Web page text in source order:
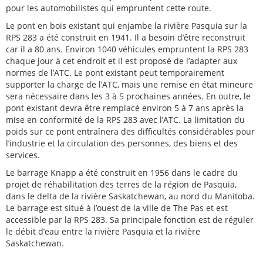
pour les automobilistes qui empruntent cette route.
Le pont en bois existant qui enjambe la rivière Pasquia sur la
RPS 283 a été construit en 1941. Il a besoin d’être reconstruit
car il a 80 ans. Environ 1040 véhicules empruntent la RPS 283
chaque jour à cet endroit et il est proposé de l’adapter aux
normes de l’ATC. Le pont existant peut temporairement
supporter la charge de l’ATC, mais une remise en état mineure
sera nécessaire dans les 3 à 5 prochaines années. En outre, le
pont existant devra être remplacé environ 5 à 7 ans après la
mise en conformité de la RPS 283 avec l’ATC. La limitation du
poids sur ce pont entraînera des difficultés considérables pour
l’industrie et la circulation des personnes, des biens et des
services.
Le barrage Knapp a été construit en 1956 dans le cadre du
projet de réhabilitation des terres de la région de Pasquia,
dans le delta de la rivière Saskatchewan, au nord du Manitoba.
Le barrage est situé à l’ouest de la ville de The Pas et est
accessible par la RPS 283. Sa principale fonction est de réguler
le débit d’eau entre la rivière Pasquia et la rivière
Saskatchewan.